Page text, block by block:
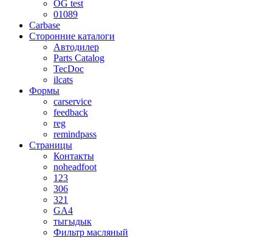
OG test
01089
Carbase
Сторонние каталоги
Автодилер
Parts Catalog
TecDoc
ilcats
Формы
carservice
feedback
reg
remindpass
Страницы
Контакты
noheadfoot
123
306
321
GA4
тыгыдык
Фильтр масляный